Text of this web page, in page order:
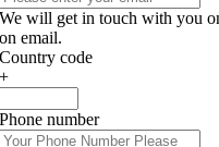
We will get in touch with you
on email.
Country code
+
Phone number